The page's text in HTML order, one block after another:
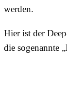
werden.
Hier ist der
die sogenannte